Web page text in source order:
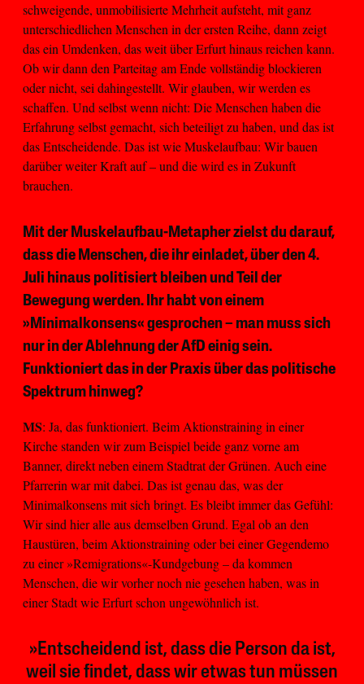
schweigende, unmobilisierte Mehrheit aufsteht, mit ganz
unterschiedlichen Menschen in der ersten Reihe, dann zeigt
das ein Umdenken, das weit über Erfurt hinaus reichen kann.
Ob wir dann den Parteitag am Ende vollständig blockieren
oder nicht, sei dahingestellt. Wir glauben, wir werden es
schaffen. Und selbst wenn nicht: Die Menschen haben die
Erfahrung selbst gemacht, sich beteiligt zu haben, und das ist
das Entscheidende. Das ist wie Muskelaufbau: Wir bauen
darüber weiter Kraft auf – und die wird es in Zukunft
brauchen.
Mit der Muskelaufbau-Metapher zielst du darauf,
dass die Menschen, die ihr einladet, über den 4.
Juli hinaus politisiert bleiben und Teil der
Bewegung werden. Ihr habt von einem
»Minimalkonsens« gesprochen – man muss sich
nur in der Ablehnung der AfD einig sein.
Funktioniert das in der Praxis über das politische
Spektrum hinweg?
MS: Ja, das funktioniert. Beim Aktionstraining in einer
Kirche standen wir zum Beispiel beide ganz vorne am
Banner, direkt neben einem Stadtrat der Grünen. Auch eine
Pfarrerin war mit dabei. Das ist genau das, was der
Minimalkonsens mit sich bringt. Es bleibt immer das Gefühl:
Wir sind hier alle aus demselben Grund. Egal ob an den
Haustüren, beim Aktionstraining oder bei einer Gegendemo
zu einer »Remigrations«-Kundgebung – da kommen
Menschen, die wir vorher noch nie gesehen haben, was in
einer Stadt wie Erfurt schon ungewöhnlich ist.
»Entscheidend ist, dass die Person da ist,
weil sie findet, dass wir etwas tun müssen